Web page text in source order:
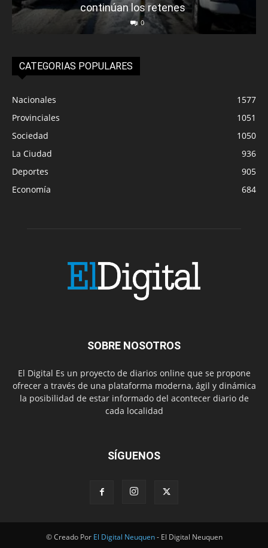
continúan los retenes
0
CATEGORIAS POPULARES
Nacionales
1577
Provinciales
1051
Sociedad
1050
La Ciudad
936
Deportes
905
Economía
684
SOBRE NOSOTROS
El Digital Es un proyecto de diarios online que se propone
ofrecer a través de una plataforma moderna, ágil y dinámica
la posibilidad de estar informado del acontecer diario de
cada localidad
SÍGUENOS
© Creado Por El Digital Neuquen- El Digital Neuquen